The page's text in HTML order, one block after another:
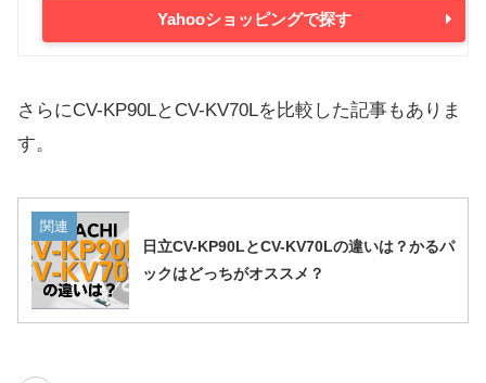
Yahooショッピングで探す
さらにCV-KP90LとCV-KV70Lを比較した記事もありま
す。
関連
日立CV-KP90LとCV-KV70Lの違いは？かるパ
ックはどっちがオススメ？